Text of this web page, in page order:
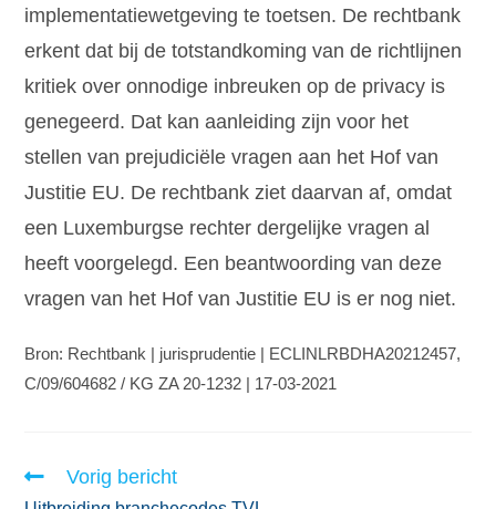
implementatiewetgeving te toetsen. De rechtbank
erkent dat bij de totstandkoming van de richtlijnen
kritiek over onnodige inbreuken op de privacy is
genegeerd. Dat kan aanleiding zijn voor het
stellen van prejudiciële vragen aan het Hof van
Justitie EU. De rechtbank ziet daarvan af, omdat
een Luxemburgse rechter dergelijke vragen al
heeft voorgelegd. Een beantwoording van deze
vragen van het Hof van Justitie EU is er nog niet.
Bron: Rechtbank | jurisprudentie | ECLINLRBDHA20212457,
C/09/604682 / KG ZA 20-1232 | 17-03-2021
Vorig bericht